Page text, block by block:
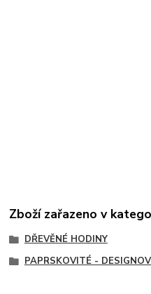
Zboží zařazeno v
DŘEVĚNÉ HODINY
PAPRSKOVITÉ -